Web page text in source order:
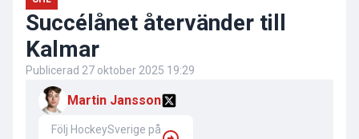
Succélånet återvänder till
Kalmar
Publicerad 27 oktober 2025 19:29
Martin Jansson
Följ HockeySverige på